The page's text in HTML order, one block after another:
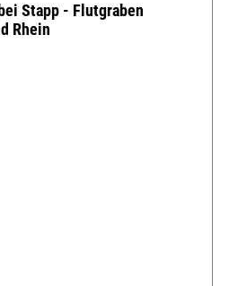
Stapp - Flutgraben
Rhein